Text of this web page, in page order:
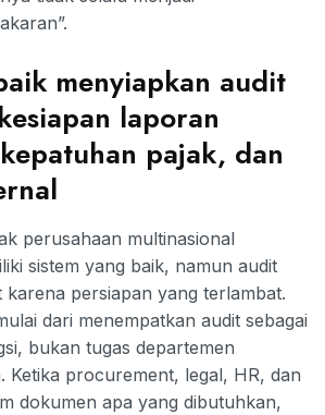
menyiapkan audit
laporan
pajak, dan
perusahaan multinasional
sistem yang baik, namun audit
persiapan yang terlambat.
dari menempatkan audit sebagai
bukan tugas departemen
Ketika procurement, legal, HR, dan
dokumen apa yang dibutuhkan,